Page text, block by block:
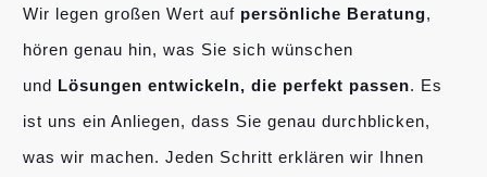
Wir legen großen Wert auf persönliche Beratung,
hören genau hin, was Sie sich wünschen
und Lösungen entwickeln, die perfekt passen. Es
ist uns ein Anliegen, dass Sie genau durchblicken,
was wir machen. Jeden Schritt erklären wir Ihnen